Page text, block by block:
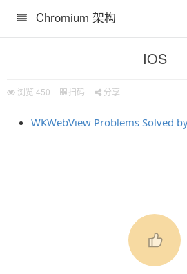
Chromium 架构
IOS
浏览 450 扫码 分享
WKWebView Problems Solved